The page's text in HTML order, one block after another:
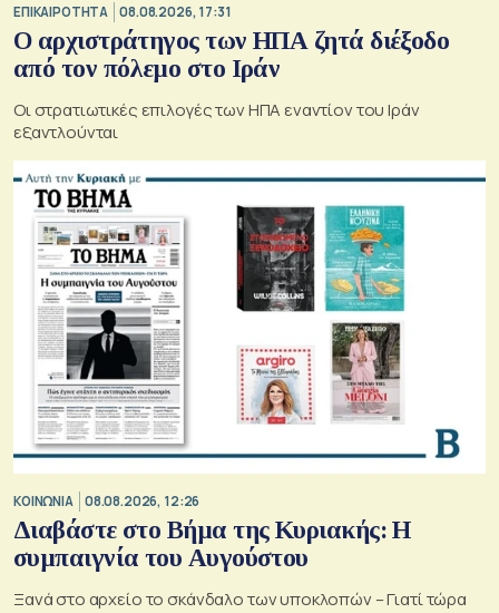
ΕΠΙΚΑΙΡΟΤΗΤΑ 08.08.2026, 17:31
Ο αρχιστράτηγος των ΗΠΑ ζητά διέξοδο
από τον πόλεμο στο Ιράν
Οι στρατιωτικές επιλογές των ΗΠΑ εναντίον του Ιράν
εξαντλούνται
ΚΟΙΝΩΝΙΑ 08.08.2026, 12:26
Διαβάστε στο Βήμα της Κυριακής: Η
συμπαιγνία του Αυγούστου
Ξανά στο αρχείο το σκάνδαλο των υποκλοπών – Γιατί τώρα